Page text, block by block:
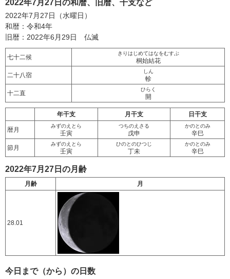
2022年7月27日の和暦、旧暦、干支など
2022年7月27日（水曜日）
和暦：令和4年
旧暦：2022年6月29日 仏滅
七十二候
きりはじめてはなをむすぶ
桐始結花
二十八宿
しん
軫
十二直
ひらく
開
年干支 月干支 日干支
暦月
みずのえとら
壬寅
つちのえさる
戊申
かのとのみ
辛巳
節月
みずのえとら
壬寅
ひのとのひつじ
丁未
かのとのみ
辛巳
2022年7月27日の月齢
月齢 月
28.01
今日まで（から）の日数